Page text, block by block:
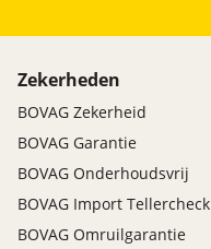
Zekerheden
BOVAG Zekerheid
BOVAG Garantie
BOVAG Onderhoudsvrij
BOVAG Import Tellercheck
BOVAG Omruilgarantie